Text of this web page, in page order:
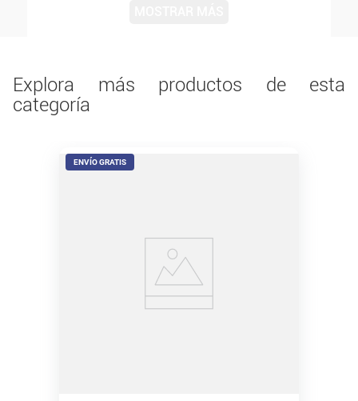
factor de forma pequeño para ayudar a aumentar
el rendimiento. Antes de instalarlo o utilizarlo,
conviene verificar medidas, conexiones,
Explora más productos de esta
categoría
ENVÍO GRATIS